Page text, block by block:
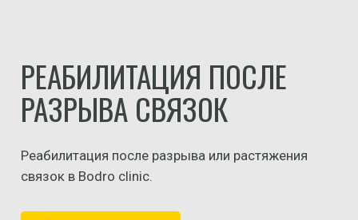
РЕАБИЛИТАЦИЯ ПОСЛЕ
РАЗРЫВА СВЯЗОК
Реабилитация после разрыва или растяжения
связок в Bodro clinic.